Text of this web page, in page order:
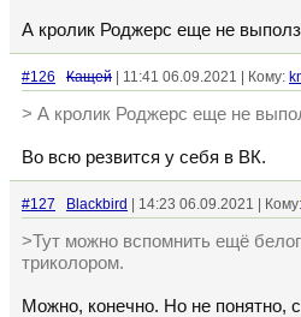
А кролик Роджерс еще не
#126 Кащей | 11:41 06.09.2021 | Кому:
> А кролик Роджерс еще не
Во всю резвится у себя в ВК.
#127 Blackbird | 14:23 06.09.2021 | Кому:
>Тут можно вспомнить ещё
триколором.
Можно, конечно. Но не понятно,